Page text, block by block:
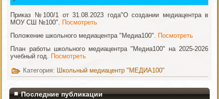
Приказ №100/1 от 31.08.2023 года"О создании медиацентра в
МОУ СШ №100". Посмотреть
Положение школьного медиацентра "Медиа100". Посмотреть
План работы школьного медиацентра "Медиа100" на 2025-2026
учебный год. Посмотреть
Категория: Школьный медиацентр "МЕДИА100"
Последние публикации